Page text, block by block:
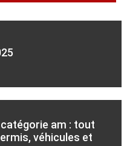
am : tout
véhicules et